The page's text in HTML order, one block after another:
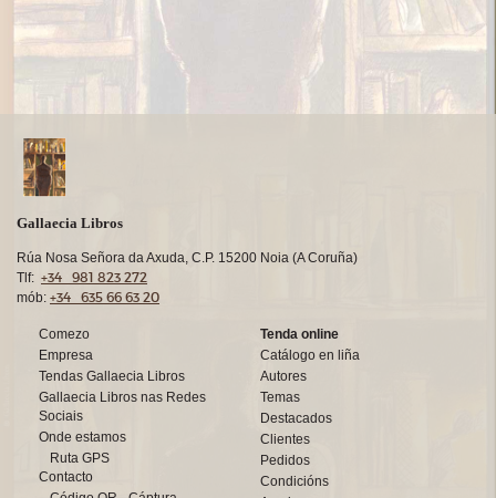
Gallaecia Libros
Rúa Nosa Señora da Axuda, C.P. 15200 Noia (A Coruña)
Tlf: +34 981 823 272
mób: +34 635 66 63 20
Comezo
Empresa
Tendas Gallaecia Libros
Gallaecia Libros nas Redes
Sociais
Onde estamos
Ruta GPS
Contacto
Tenda online
Catálogo en liña
Autores
Temas
Destacados
Clientes
Pedidos
Condicións